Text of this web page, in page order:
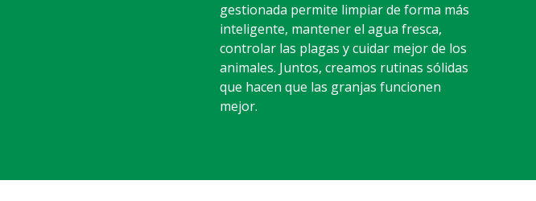
gestionada permite limpiar de forma más
inteligente, mantener el agua fresca,
controlar las plagas y cuidar mejor de los
animales. Juntos, creamos rutinas sólidas
que hacen que las granjas funcionen
mejor.